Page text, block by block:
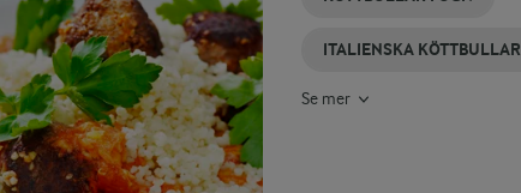
ITALIENSKA KÖTTBULLAR
Se mer